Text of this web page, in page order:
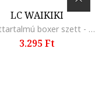
LC WAIKIKI
Pamuttartalmú boxer szett - 3 db, Óceánkék/Világosbézs
3.295 Ft